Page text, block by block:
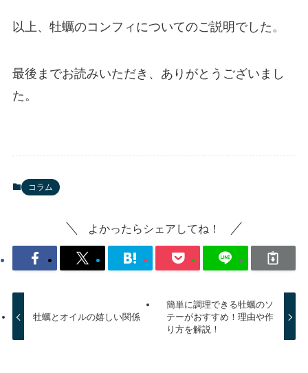
以上、牡蠣のコンフィについてのご説明でした。
最後までお読みいただき、ありがとうございまし
た。
コラム
よかったらシェアしてね！
牡蠣とオイルの嬉しい関係
簡単に調理できる牡蠣のソ
テーがおすすめ！理由や作
り方を解説！